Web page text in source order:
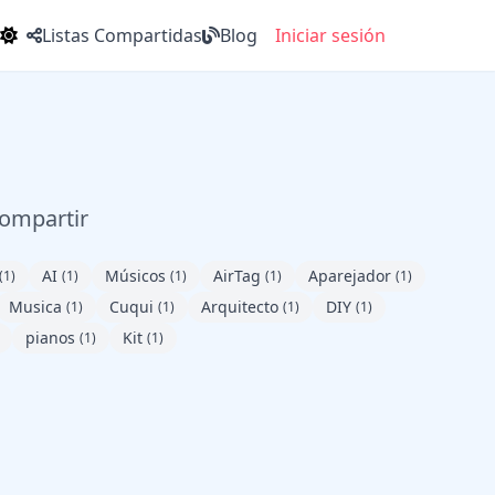
Listas Compartidas Blog Iniciar sesión
(1) AI (1) Músicos (1) AirTag (1) Aparejador (1)
Musica (1) Cuqui (1) Arquitecto (1) DIY (1)
pianos (1) Kit (1)